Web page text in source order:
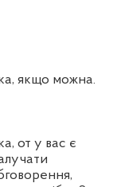
якщо можна.
от у вас є